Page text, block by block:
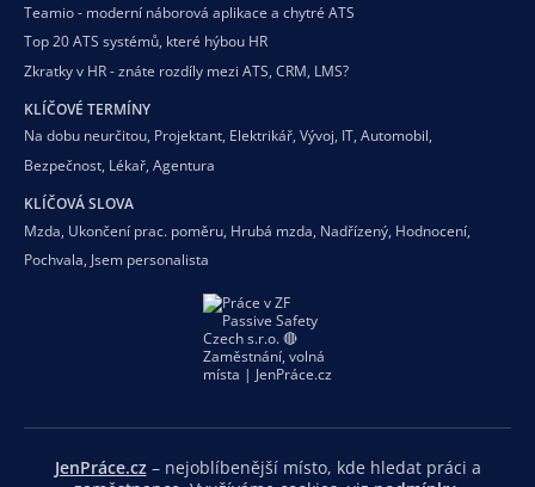
Teamio - moderní náborová aplikace a chytré ATS
Top 20 ATS systémů, které hýbou HR
Zkratky v HR - znáte rozdíly mezi ATS, CRM, LMS?
KLÍČOVÉ TERMÍNY
Na dobu neurčitou, Projektant, Elektrikář, Vývoj, IT, Automobil,
Bezpečnost, Lékař, Agentura
KLÍČOVÁ SLOVA
Mzda, Ukončení prac. poměru, Hrubá mzda, Nadřízený, Hodnocení,
Pochvala, Jsem personalista
JenPráce.cz– nejoblíbenější místo, kde hledat práci a